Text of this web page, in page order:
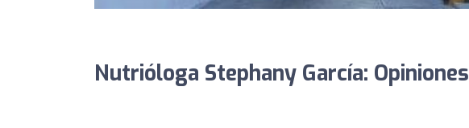
Nutrióloga Stephany García: Opiniones